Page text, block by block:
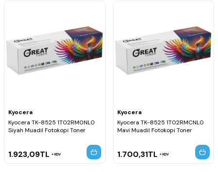
Kyocera
Kyocera TK-8525 1T02RM0NL0
Siyah Muadil Fotokopi Toner
1.923,09TL KDV
Kyocera
Kyocera TK-8525 1T02RMCNL0
Mavi Muadil Fotokopi Toner
1.700,31TL KDV